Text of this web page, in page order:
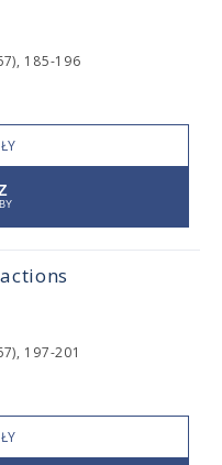
185-196
197-201